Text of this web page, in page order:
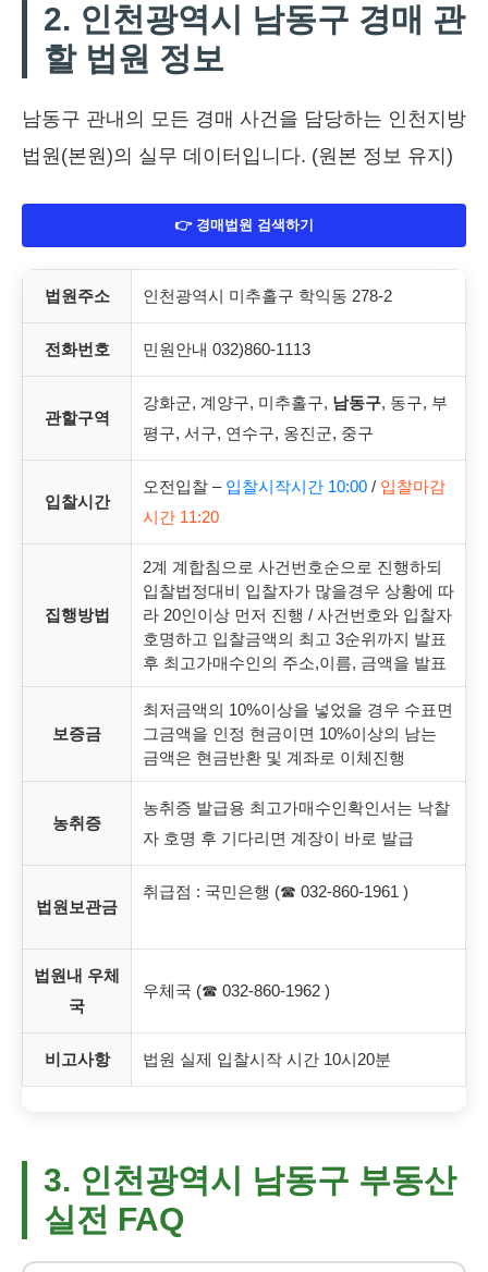
2. 인천광역시 남동구 경매 관
할 법원 정보
남동구 관내의 모든 경매 사건을 담당하는 인천지방
법원(본원)의 실무 데이터입니다. (원본 정보 유지)
👉 경매법원 검색하기
법원주소 인천광역시 미추홀구 학익동 278-2
전화번호 민원안내 032)860-1113
관할구역
강화군, 계양구, 미추홀구, 남동구, 동구, 부
평구, 서구, 연수구, 옹진군, 중구
입찰시간
오전입찰 – 입찰시작시간 10:00 / 입찰마감
시간 11:20
집행방법
2계 계합침으로 사건번호순으로 진행하되
입찰법정대비 입찰자가 많을경우 상황에 따
라 20인이상 먼저 진행 / 사건번호와 입찰자
호명하고 입찰금액의 최고 3순위까지 발표
후 최고가매수인의 주소,이름, 금액을 발표
보증금
최저금액의 10%이상을 넣었을 경우 수표면
그금액을 인정 현금이면 10%이상의 남는
금액은 현금반환 및 계좌로 이체진행
농취증
농취증 발급용 최고가매수인확인서는 낙찰
자 호명 후 기다리면 계장이 바로 발급
법원보관금
취급점 : 국민은행 (☎ 032-860-1961 )
법원내 우체
국
우체국 (☎ 032-860-1962 )
비고사항 법원 실제 입찰시작 시간 10시20분
3. 인천광역시 남동구 부동산
실전 FAQ